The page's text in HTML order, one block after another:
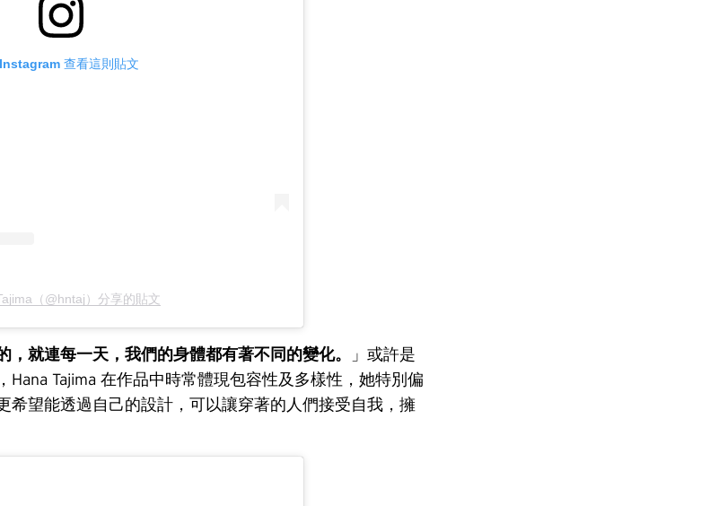
查看這則貼文
（@hntaj）分享的貼文
，就連每一天，我們的身體都有著不同的變化。
」或許是
Hana Tajima 在作品中時常體現包容性及多樣性，她特別偏
希望能透過自己的設計，可以讓穿著的人們接受自我，擁